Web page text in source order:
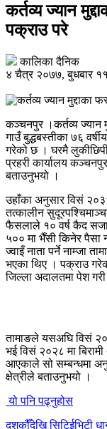
कर्तव्य ज्यान
पक्राउ परे
कालिका दैनिक
४ चैत्र २०७७, बुधबार
कञ्चनपुर ।कर्तव्य ज्यान
गाउँ बुद्धबस्तीका ७६
गरेको छ । घरमै
प्रहरी कार्यालय
बताउनुभयो ।
उहाँका अनुसार विसं
तत्कालीन
फैसलाले १० वर्ष कैद
५०० मा भैँसी किनेर पैसा
ज्वाइँ नाता पर्ने नाम्जा
भएका थिए । पक्राउ
जिल्ला अदालतमा पेश
तामाङले यसअघि विसं
भई विसं २०२८ मा
आएकाले सो सम्बन्धमा
क्षेत्रीले बताउनुभयो ।
यो पनि पढ्नुहोस
दशकौँदेखि सिटिईभिटी